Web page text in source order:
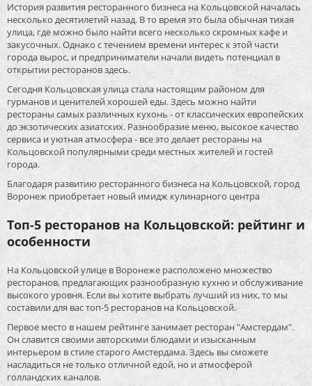
История развития ресторанного бизнеса на Кольцовской началась
несколько десятилетий назад. В то время это была обычная тихая
улица, где можно было найти всего несколько скромных кафе и
закусочных. Однако с течением времени интерес к этой части
города вырос, и предприниматели начали видеть потенциал в
открытии ресторанов здесь.
Сегодня Кольцовская улица стала настоящим районом для
гурманов и ценителей хорошей еды. Здесь можно найти
рестораны самых различных кухонь - от классических европейских
до экзотических азиатских. Разнообразие меню, высокое качество
сервиса и уютная атмосфера - все это делает рестораны на
Кольцовской популярными среди местных жителей и гостей
города.
Благодаря развитию ресторанного бизнеса на Кольцовской, город
Воронеж приобретает новый имидж кулинарного центра
Топ-5 ресторанов на Кольцовской: рейтинг и
особенности
На Кольцовской улице в Воронеже расположено множество
ресторанов, предлагающих разнообразную кухню и обслуживание
высокого уровня. Если вы хотите выбрать лучший из них, то мы
составили для вас топ-5 ресторанов на Кольцовской.
Первое место в нашем рейтинге занимает ресторан "Амстердам".
Он славится своими авторскими блюдами и изысканным
интерьером в стиле старого Амстердама. Здесь вы сможете
насладиться не только отличной едой, но и атмосферой
голландских каналов.